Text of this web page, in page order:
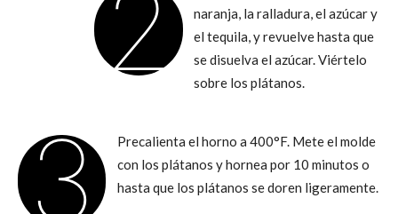
2
naranja, la ralladura, el azúcar y
el tequila, y revuelve hasta que
se disuelva el azúcar. Viértelo
sobre los plátanos.
3
Precalienta el horno a 400°F. Mete el molde
con los plátanos y hornea por 10 minutos o
hasta que los plátanos se doren ligeramente.